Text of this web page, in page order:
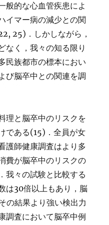
般的な心血管疾患によ
イマー病の減少との関
25)．しかしながら，
なく，我々の知る限り
民族都市の標本におい
び脳卒中との関連を調
理と脳卒中のリスクを
である(15)．全員が女
護師健康調査はより多
費が脳卒中のリスクの
我々の試験と比較する
は30倍以上もあり，脳
の結果より強い検出力
調査において脳卒中例